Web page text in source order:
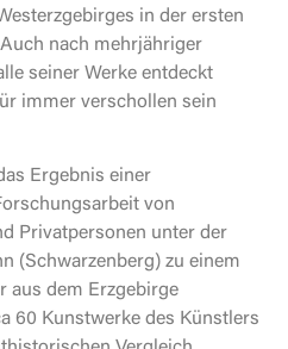
in der ersten
nach mehrjähriger
seiner Werke entdeckt
immer verschollen sein
Ergebnis einer
von
Privatpersonen unter der
(Schwarzenberg) zu einem
aus dem Erzgebirge
60 Kunstwerke des Künstlers